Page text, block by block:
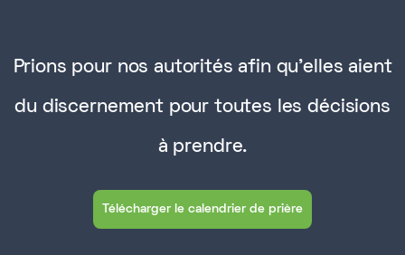
Prions pour nos autorités afin qu'elles aient
du discernement pour toutes les décisions
à prendre.
Télécharger le calendrier de prière